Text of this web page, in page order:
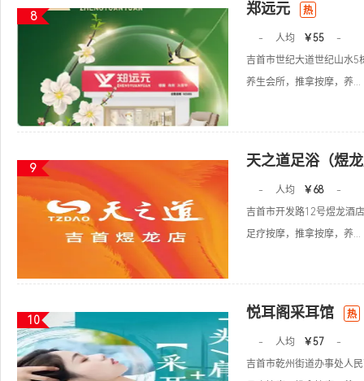
8 郑远元 热
- 人均 ￥55
-
吉首市世纪大道世纪山水5
养生会所，推拿按摩，养...
9 天之道足浴（煜
- 人均 ￥68
-
吉首市开发路12号煜龙酒
足疗按摩，推拿按摩，养...
10 悦耳阁采耳馆 热
- 人均 ￥57
-
吉首市乾州街道办事处人